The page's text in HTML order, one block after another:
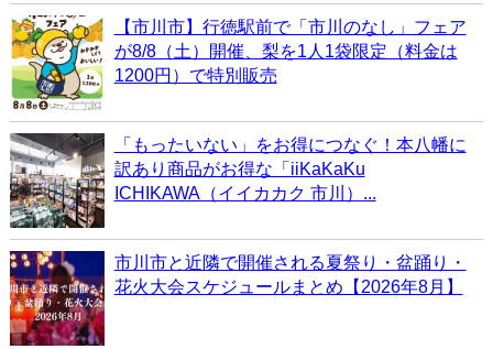
【市川市】行徳駅前で「市川のなし」フェア
が8/8（土）開催、梨を1人1袋限定（料金は
1200円）で特別販売
「もったいない」をお得につなぐ！本八幡に
訳あり商品がお得な「iiKaKaKu
ICHIKAWA（イイカカク 市川）...
市川市と近隣で開催される夏祭り・盆踊り・
花火大会スケジュールまとめ【2026年8月】